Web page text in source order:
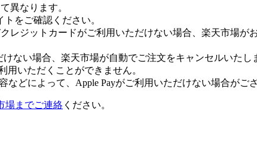
異なります。
トをご確認ください。
レジットカードがご利用いただけない場合、楽天市場
ない場合、楽天市場が自動でご注文をキャンセルいたし
用いただくことができません。
どによって、Apple Payがご利用いただけない場合がござ
場までご連絡 ください。